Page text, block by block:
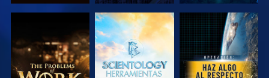
EXPLORA LAS
SERIES
EXPLORA LAS
SERIES
VE